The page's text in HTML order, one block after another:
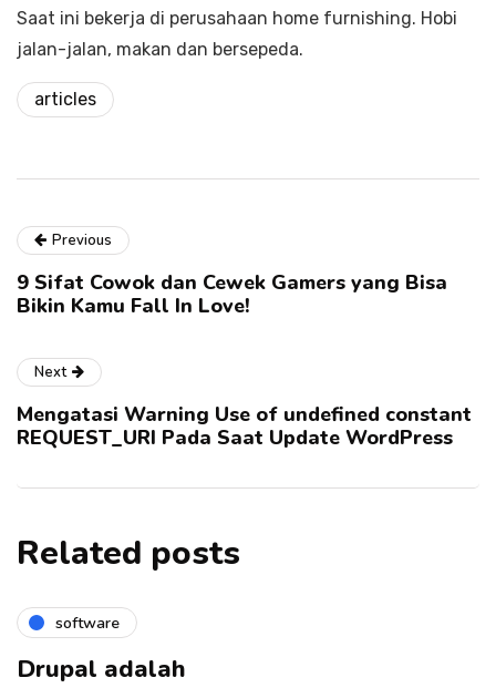
Saat ini bekerja di perusahaan home furnishing. Hobi
jalan-jalan, makan dan bersepeda.
articles
Previous
9 Sifat Cowok dan Cewek Gamers yang Bisa
Bikin Kamu Fall In Love!
Next
Mengatasi Warning Use of undefined constant
REQUEST_URI Pada Saat Update WordPress
Related posts
software
Drupal adalah